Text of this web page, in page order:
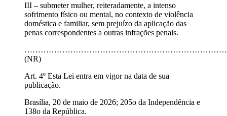
III – submeter mulher, reiteradamente, a intenso
sofrimento físico ou mental, no contexto de violência
doméstica e familiar, sem prejuízo da aplicação das
penas correspondentes a outras infrações penais.
(NR)
Art. 4º Esta Lei entra em vigor na data de sua
publicação.
Brasília, 20 de maio de 2026; 205o da Independência e
138o da República.